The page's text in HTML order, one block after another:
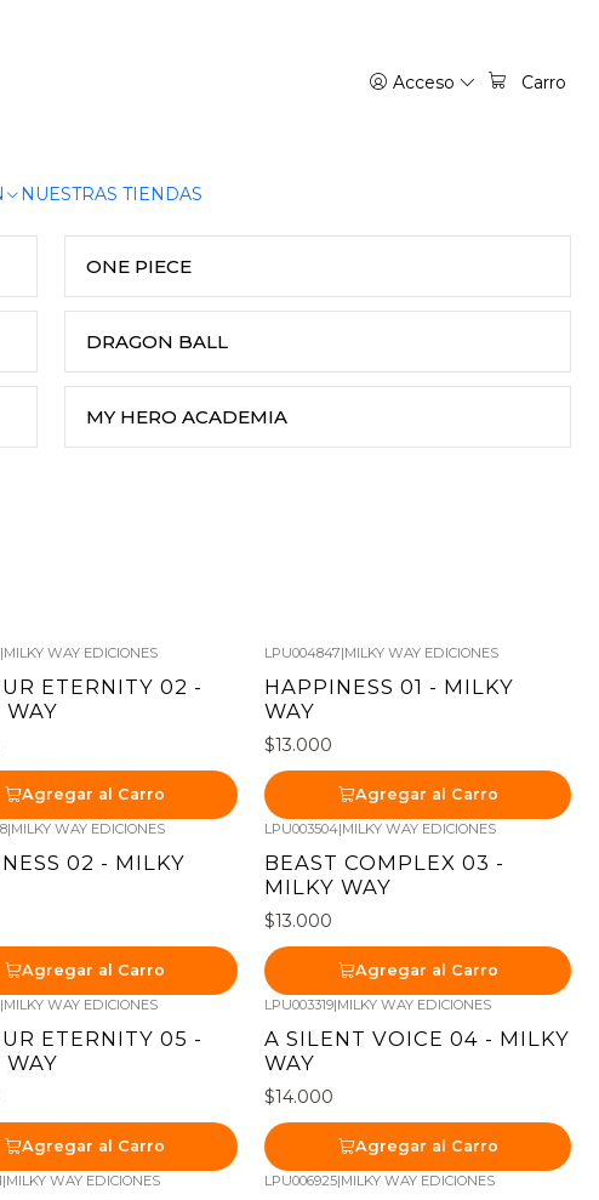
Acceso Carro
NUESTRAS TIENDAS
ONE PIECE
DRAGON BALL
MY HERO ACADEMIA
|MILKY WAY EDICIONES
ETERNITY 02 -
WAY
Agregar al Carro
LPU004847|MILKY WAY EDICIONES
HAPPINESS 01 - MILKY
WAY
$13.000
Agregar al Carro
|MILKY WAY EDICIONES
02 - MILKY
Agregar al Carro
LPU003504|MILKY WAY EDICIONES
BEAST COMPLEX 03 -
MILKY WAY
$13.000
Agregar al Carro
|MILKY WAY EDICIONES
ETERNITY 05 -
WAY
Agregar al Carro
LPU003319|MILKY WAY EDICIONES
A SILENT VOICE 04 - MILKY
WAY
$14.000
Agregar al Carro
|MILKY WAY EDICIONES LPU006925|MILKY WAY EDICIONES